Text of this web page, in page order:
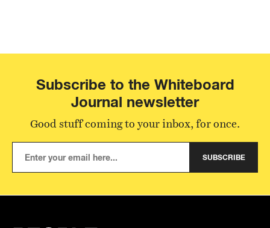
Subscribe to the Whiteboard
Journal newsletter
Good stuff coming to your inbox, for once.
SUBSCRIBE